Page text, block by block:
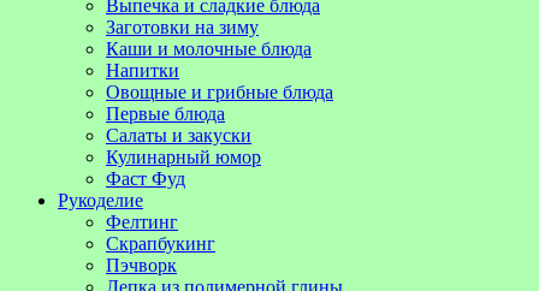
Выпечка и сладкие блюда
Заготовки на зиму
Каши и молочные блюда
Напитки
Овощные и грибные блюда
Первые блюда
Салаты и закуски
Кулинарный юмор
Фаст Фуд
Рукоделие
Фелтинг
Скрапбукинг
Пэчворк
Лепка из полимерной глины